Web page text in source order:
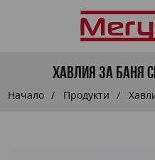
Хавлия за баня
Начало Продукти